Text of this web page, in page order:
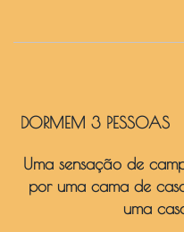
DORMEM 3 PESSOAS
Uma sensação de
por uma cama de
uma